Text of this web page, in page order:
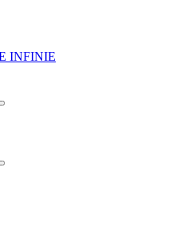
INFINIE